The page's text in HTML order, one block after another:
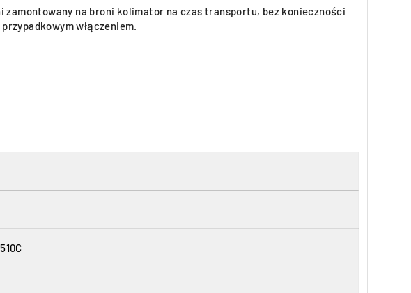
zamontowany na broni kolimator na czas transportu, bez konieczności
włączeniem.